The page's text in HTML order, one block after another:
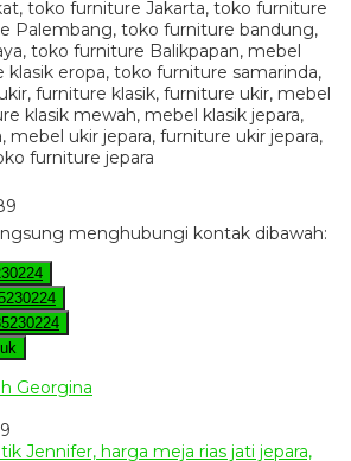
menghubungi kontak dibawah:
Georgina